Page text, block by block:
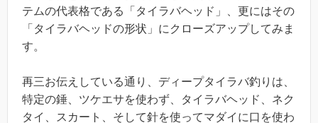
テムの代表格である「タイラバヘッド」、更にはその
「タイラバヘッドの形状」にクローズアップしてみま
す。
再三お伝えしている通り、ディープタイラバ釣りは、
特定の錘、ツケエサを使わず、タイラバヘッド、ネク
タイ、スカート、そして針を使ってマダイに口を使わ